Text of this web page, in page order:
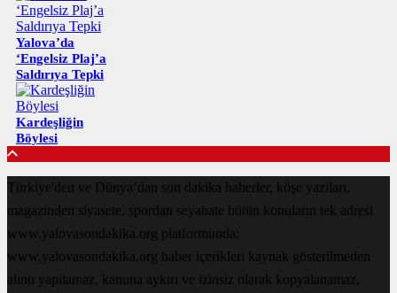
Yalova’da
‘Engelsiz Plaj’a
Saldırıya Tepki
Kardeşliğin
Böylesi
Türkiye'den ve Dünya’dan son dakika haberler, köşe yazıları,
magazinden siyasete, spordan seyahate bütün konuların tek adresi
www.yalovasondakika.org platformunda;
www.yalovasondakika.org haber içerikleri kaynak gösterilmeden
alıntı yapılamaz, kanuna aykırı ve izinsiz olarak kopyalanamaz,